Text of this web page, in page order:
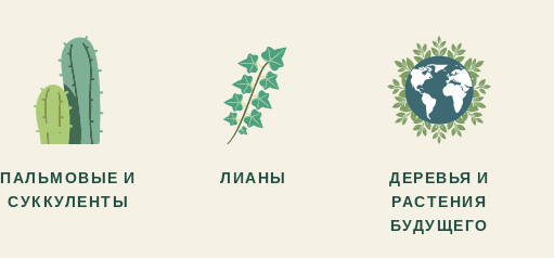
ПАЛЬМОВЫЕ И
СУККУЛЕНТЫ
ЛИАНЫ
ДЕРЕВЬЯ И
РАСТЕНИЯ
БУДУЩЕГО